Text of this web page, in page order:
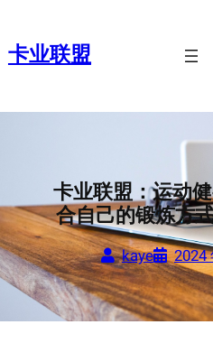
内卡业联盟
卡业联盟：运动
合自己的锻炼方
kaye 2024